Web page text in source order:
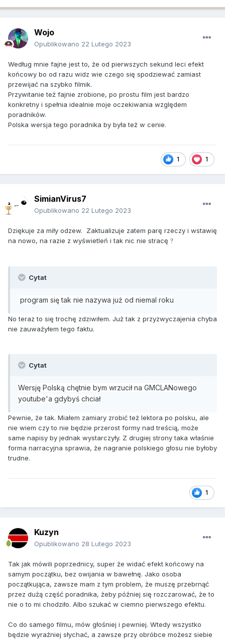
Wojo
Opublikowano 22 Lutego 2023
Według mnie fajne jest to, że od pierwszych sekund leci efekt
końcowy bo od razu widz wie czego się spodziewać zamiast
przewijać na szybko filmik.
Przywitanie też fajnie zrobione, po prostu film jest bardzo
konkretny i spełnia idealnie moje oczekiwania względem
poradników.
Polska wersja tego poradnika by była też w cenie.
1 1
SimianVirus7
Opublikowano 22 Lutego 2023
Dziękuje za miły odzew. Zaktualizuje zatem parę rzeczy i wstawię
na nowo, na razie z wyświetleń i tak nic nie stracę ?
Cytat
program się tak nie nazywa już od niemal roku
No teraz to się trochę zdziwiłem. Już tak z przyzwyczajenia chyba
nie zauważyłem tego faktu.
Cytat
Wersję Polską chętnie bym wrzucił na GMCLANowego
youtube'a gdybyś chciał
Pewnie, że tak. Miałem zamiary zrobić też lektora po polsku, ale
nie wiem czy to nie będzie przerost formy nad treścią, może
same napisy by jednak wystarczyły. Z drugiej strony taka właśnie
forma narracyjna sprawia, że nagranie polskiego głosu nie byłoby
trudne.
1
Kuzyn
Opublikowano 28 Lutego 2023
Tak jak mówili poprzednicy, super że widać efekt końcowy na
samym początku, bez owijania w bawełnę. Jako osoba
początkująca, zawsze mam z tym problem, że muszę przebrnąć
przez dużą część poradnika, żeby później się rozczarować, że to
nie o to mi chodziło. Albo szukać w ciemno pierwszego efektu.
Co do samego filmu, mów głośniej i pewniej. Wtedy wszystko
będzie wyraźniej słychać, a zawsze przy obróbce możesz siebie